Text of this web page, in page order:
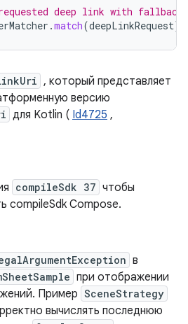
deep link with fallback
.match(deepLinkRequest)
, который представляет
версию
для Kotlin ( Id4725 ,
compileSdk 37 чтобы
compileSdk Compose.
в
при отображении
Пример SceneStrategy
вычислять последнюю